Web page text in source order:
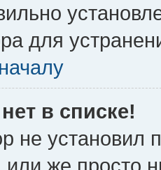
для
в списке!
не установил
же просто